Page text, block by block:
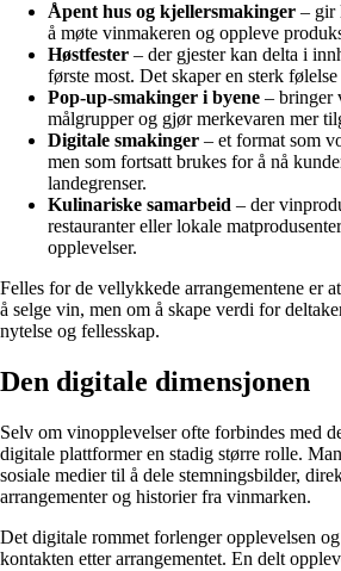
Åpent hus og kjellersmakinger – gir
å møte vinmakeren og oppleve
Høstfester – der gjester kan delta i
første most. Det skaper en sterk
Pop-up-smakinger i byene – bringer
målgrupper og gjør merkevaren mer
Digitale smakinger – et format som
men som fortsatt brukes for å nå
landegrenser.
Kulinariske samarbeid – der
restauranter eller lokale
opplevelser.
Felles for de vellykkede arrangementene er
å selge vin, men om å skape verdi for
nytelse og fellesskap.
Den digitale dimensjonen
Selv om vinopplevelser ofte forbindes med
digitale plattformer en stadig større rolle.
sosiale medier til å dele stemningsbilder,
arrangementer og historier fra vinmarken.
Det digitale rommet forlenger opplevelsen
kontakten etter arrangementet. En delt